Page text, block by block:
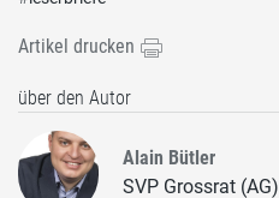
Artikel drucken
über den Autor
Alain Bütler
SVP Grossrat (AG)